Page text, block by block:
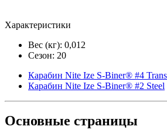
Характеристики
Вес (кг): 0,012
Сезон: 20
Карабин Nite Ize S-Biner® #4
Карабин Nite Ize S-Biner® #2 Steel
Основные страницы